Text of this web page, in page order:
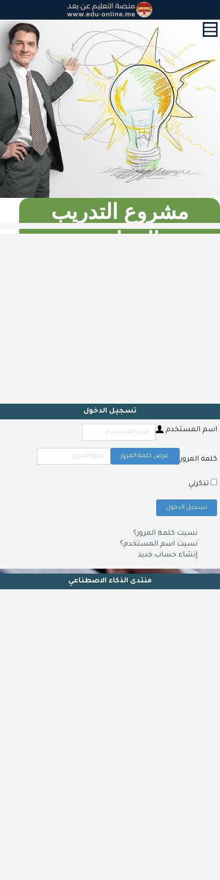
الرئيسية
قسم
التعليم
الالكتروني
حول
و
مقالات
مشروع التدريب
التضامني
دورات تدريبية مكثفة
تسجيل الدخول
اسم المستخدم
كلمة المرور عرض كلمة المرور
تذكرني
تسجيل الدخول
نسيت كلمـة المرور؟
نسيت اسم المستخدم؟
إنشاء حساب جديد
منتدى الذكاء الاصطناعي